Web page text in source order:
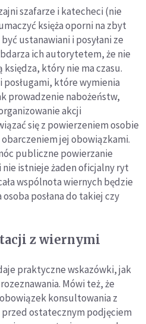
szafarze i katecheci (nie
księża oporni na zbyt
ustanawiani i posyłani ze
ich autorytetem, że nie
który nie ma czasu.
które wymienia
prowadzenie nabożeństw,
akcji
się z powierzeniem osobie
jej obowiązkami.
publiczne powierzanie
nie istnieje żaden oficjalny ryt
wspólnota wiernych będzie
posłana do takiej czy
z wiernymi
praktyczne wskazówki, jak
Mówi też, że
konsultowania z
ostatecznym podjęciem